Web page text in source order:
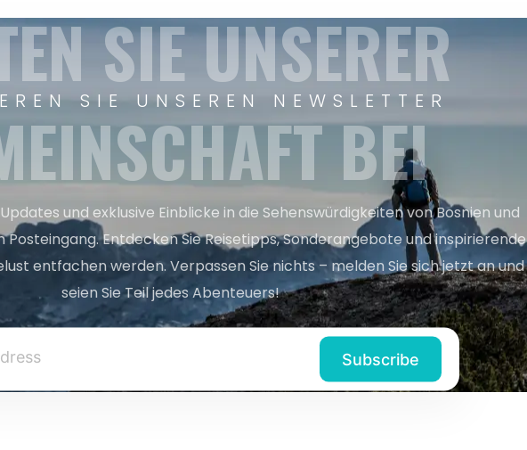
SIE UNSEREN NEWSLETTER
SIE UNSERER
BEI
und exklusive Einblicke in die Sehenswürdigkeiten von Bosnien und
Entdecken Sie Reisetipps, Sonderangebote und inspirierende
entfachen werden. Verpassen Sie nichts – melden Sie sich jetzt an und
seien Sie Teil jedes Abenteuers!